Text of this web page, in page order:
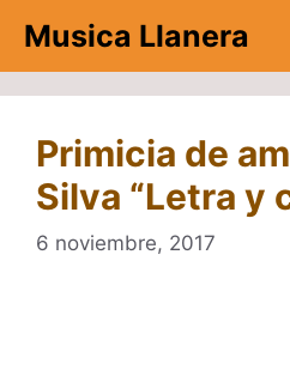
contenido
Musica Llanera
Primicia de
Silva “Letra y
6 noviembre, 2017